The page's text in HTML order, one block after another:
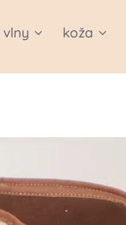
vlny koža